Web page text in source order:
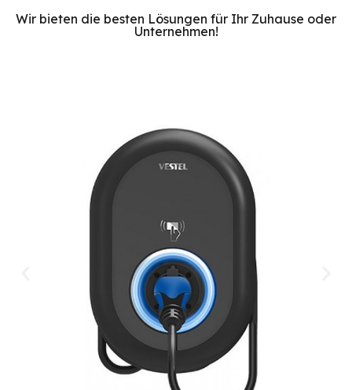
Wir bieten die besten Lösungen für Ihr Zuhause oder
Unternehmen!